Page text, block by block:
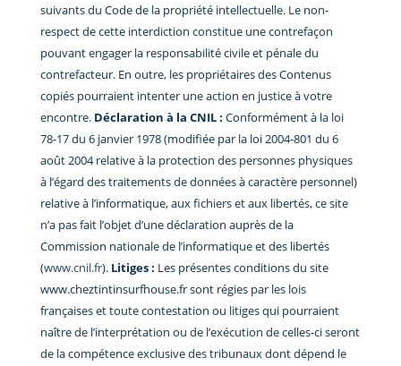
suivants du Code de la propriété intellectuelle. Le non-
respect de cette interdiction constitue une contrefaçon
pouvant engager la responsabilité civile et pénale du
contrefacteur. En outre, les propriétaires des Contenus
copiés pourraient intenter une action en justice à votre
encontre. Déclaration à la CNIL : Conformément à la loi
78-17 du 6 janvier 1978 (modifiée par la loi 2004-801 du 6
août 2004 relative à la protection des personnes physiques
à l’égard des traitements de données à caractère personnel)
relative à l’informatique, aux fichiers et aux libertés, ce site
n’a pas fait l’objet d’une déclaration auprès de la
Commission nationale de l’informatique et des libertés
(www.cnil.fr). Litiges : Les présentes conditions du site
www.cheztintinsurfhouse.fr sont régies par les lois
françaises et toute contestation ou litiges qui pourraient
naître de l’interprétation ou de l’exécution de celles-ci seront
de la compétence exclusive des tribunaux dont dépend le